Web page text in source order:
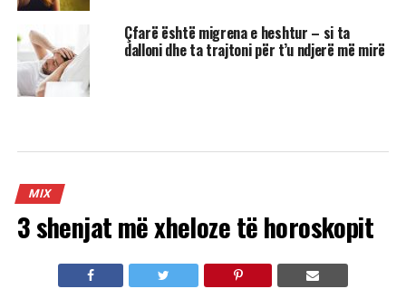
Çfarë është migrena e heshtur – si ta
dalloni dhe ta trajtoni për t’u ndjerë më mirë
MIX
3 shenjat më xheloze të horoskopit